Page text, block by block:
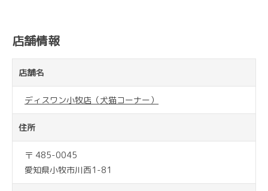
店舗情報
店舗名
ディスワン小牧店（犬猫コーナー）
住所
〒 485-0045
愛知県小牧市川西1-81